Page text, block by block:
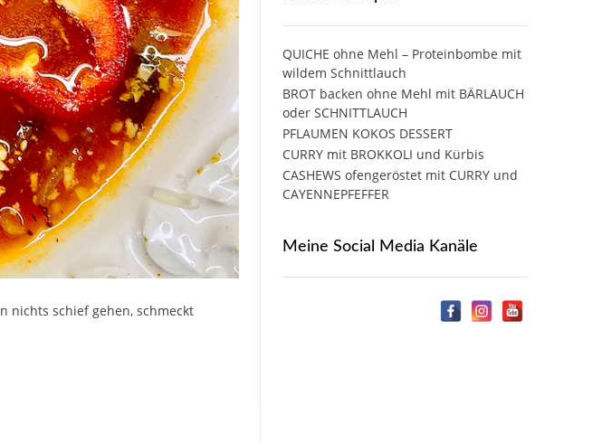
nichts schief gehen, schmeckt
QUICHE ohne Mehl – Proteinbombe mit
wildem Schnittlauch
BROT backen ohne Mehl mit BÄRLAUCH
oder SCHNITTLAUCH
PFLAUMEN KOKOS DESSERT
CURRY mit BROKKOLI und Kürbis
CASHEWS ofengeröstet mit CURRY und
CAYENNEPFEFFER
Meine Social Media Kanäle